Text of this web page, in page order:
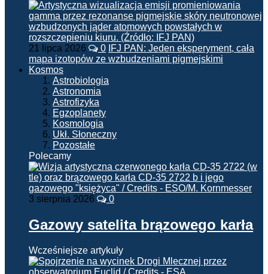
21 lipca 2026 0 IFJ PAN: Jeden eksperyment, cała
mapa izotopów ze wzbudzeniami pigmejskimi
Kosmos
Astrobiologia
Astronomia
Astrofizyka
Egzoplanety
Kosmologia
Ukł. Słoneczny
Pozostałe
Polecamy
3 sierpnia 2026 0
Gazowy satelita brązowego karła
Wcześniejsze artykuły